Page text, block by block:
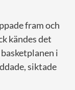
fram och
kändes det
i
siktade